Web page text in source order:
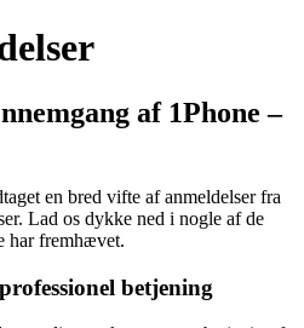
af 1Phone –
en bred vifte af anmeldelser fra
Lad os dykke ned i nogle af de
har fremhævet.
betjening